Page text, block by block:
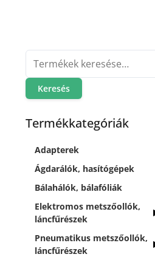
Keresés
Termékkategóriák
Adapterek
Ágdarálók, hasítógépek
Bálahálók, bálafóliák
Elektromos metszőollók,
láncfűrészek
Pneumatikus metszőollók,
láncfűrészek